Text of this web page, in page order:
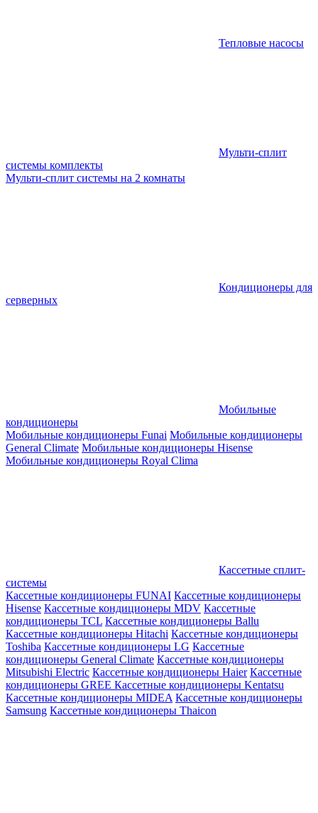
Тепловые насосы
Мульти-сплит
системы комплекты
Мульти-сплит системы на 2 комнаты
Кондиционеры для
серверных
Мобильные
кондиционеры
Мобильные кондиционеры Funai Мобильные кондиционеры
General Climate Мобильные кондиционеры Hisense
Мобильные кондиционеры Royal Clima
Кассетные сплит-
системы
Кассетные кондиционеры FUNAI Кассетные кондиционеры
Hisense Кассетные кондиционеры MDV Кассетные
кондиционеры TCL Кассетные кондиционеры Ballu
Кассетные кондиционеры Hitachi Кассетные кондиционеры
Toshiba Кассетные кондиционеры LG Кассетные
кондиционеры General Climate Кассетные кондиционеры
Mitsubishi Electric Кассетные кондиционеры Haier Кассетные
кондиционеры GREE Кассетные кондиционеры Kentatsu
Кассетные кондиционеры MIDEA Кассетные кондиционеры
Samsung Кассетные кондиционеры Thaicon